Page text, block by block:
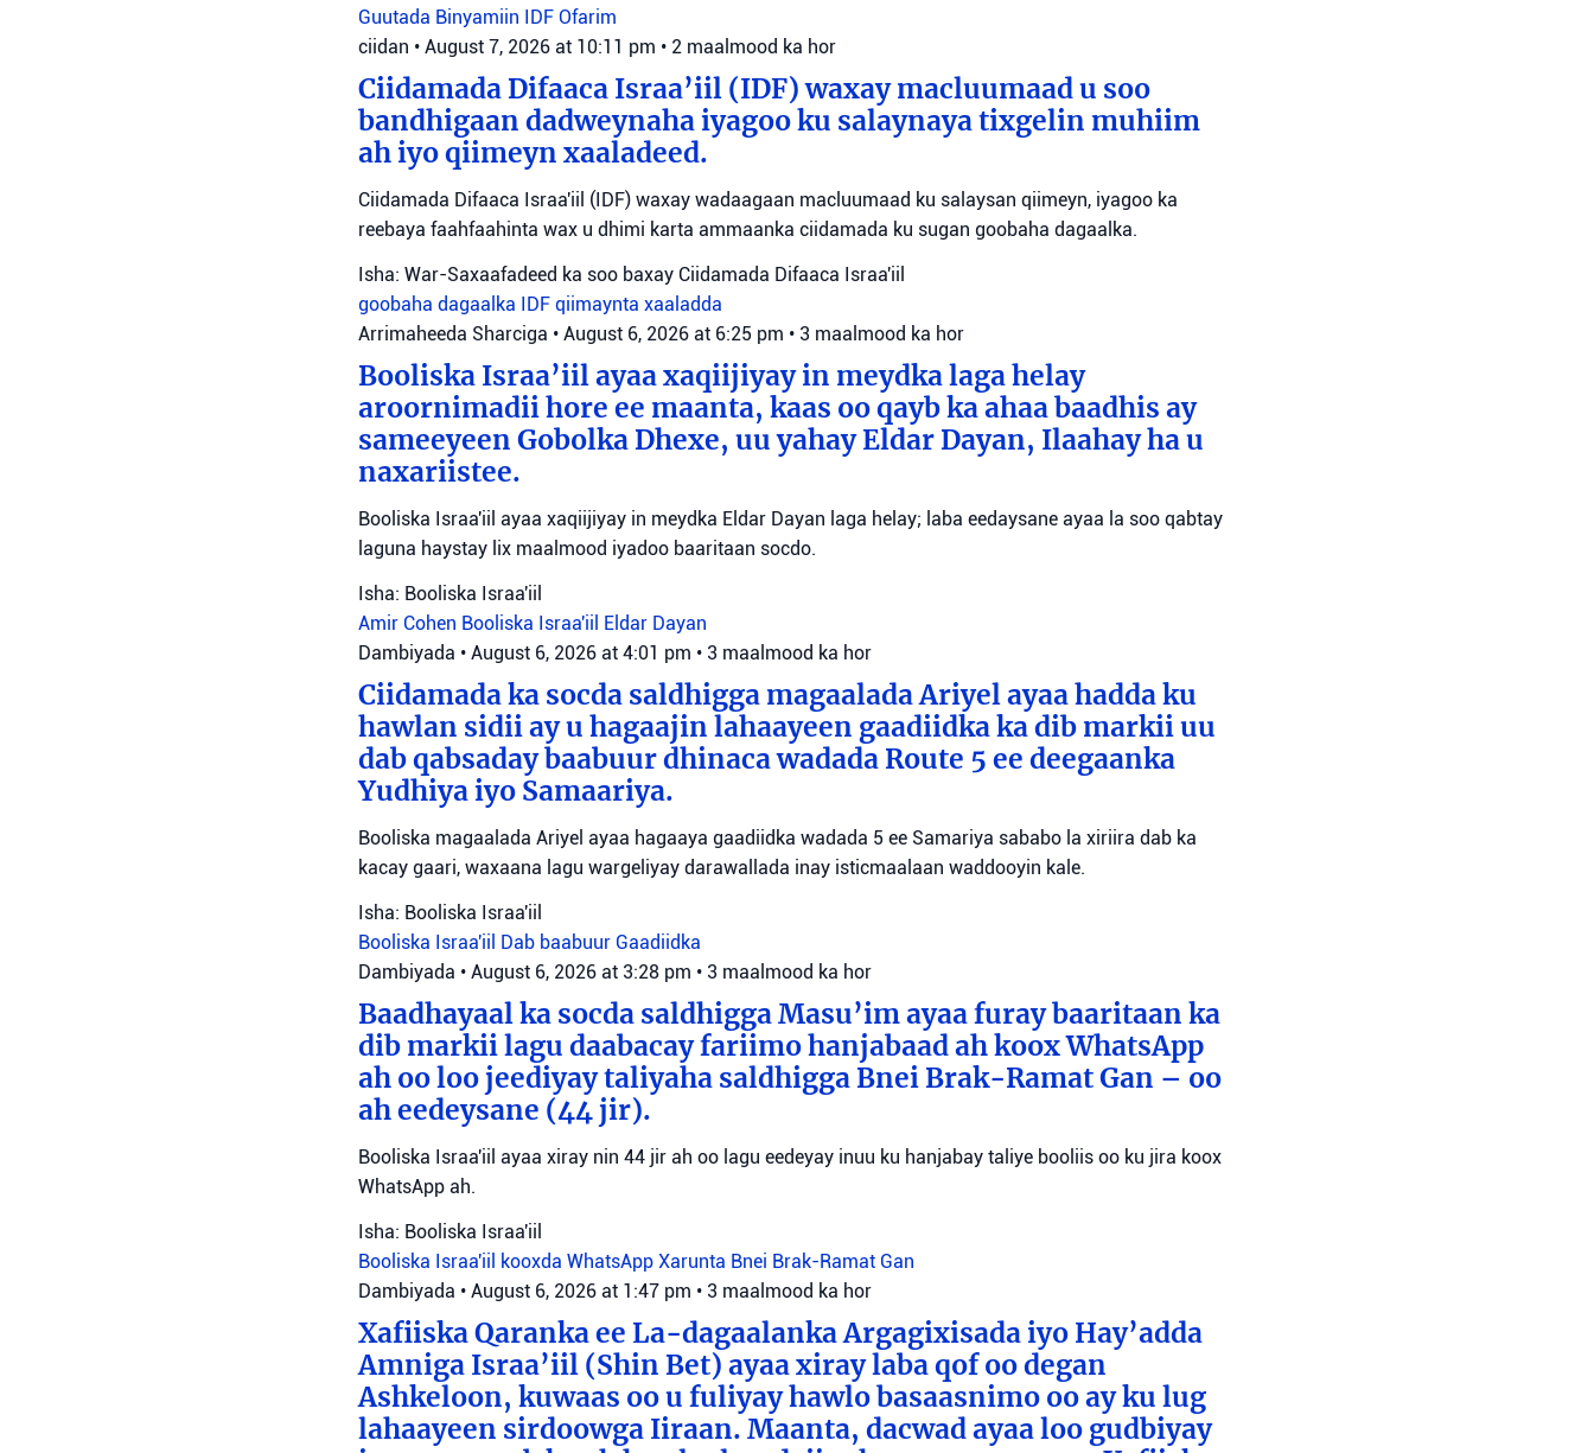
Guutada Binyamiin IDF Ofarim
ciidan • August 7, 2026 at 10:11 pm • 2 maalmood ka hor
Ciidamada Difaaca Israa’iil (IDF) waxay macluumaad u soo
bandhigaan dadweynaha iyagoo ku salaynaya tixgelin muhiim
ah iyo qiimeyn xaaladeed.
Ciidamada Difaaca Israa'iil (IDF) waxay wadaagaan macluumaad ku salaysan qiimeyn, iyagoo ka
reebaya faahfaahinta wax u dhimi karta ammaanka ciidamada ku sugan goobaha dagaalka.
Isha: War-Saxaafadeed ka soo baxay Ciidamada Difaaca Israa'iil
goobaha dagaalka IDF qiimaynta xaaladda
Arrimaheeda Sharciga • August 6, 2026 at 6:25 pm • 3 maalmood ka hor
Booliska Israa’iil ayaa xaqiijiyay in meydka laga helay
aroornimadii hore ee maanta, kaas oo qayb ka ahaa baadhis ay
sameeyeen Gobolka Dhexe, uu yahay Eldar Dayan, Ilaahay ha u
naxariistee.
Booliska Israa'iil ayaa xaqiijiyay in meydka Eldar Dayan laga helay; laba eedaysane ayaa la soo qabtay
laguna haystay lix maalmood iyadoo baaritaan socdo.
Isha: Booliska Israa'iil
Amir Cohen Booliska Israa'iil Eldar Dayan
Dambiyada • August 6, 2026 at 4:01 pm • 3 maalmood ka hor
Ciidamada ka socda saldhigga magaalada Ariyel ayaa hadda ku
hawlan sidii ay u hagaajin lahaayeen gaadiidka ka dib markii uu
dab qabsaday baabuur dhinaca wadada Route 5 ee deegaanka
Yudhiya iyo Samaariya.
Booliska magaalada Ariyel ayaa hagaaya gaadiidka wadada 5 ee Samariya sababo la xiriira dab ka
kacay gaari, waxaana lagu wargeliyay darawallada inay isticmaalaan waddooyin kale.
Isha: Booliska Israa'iil
Booliska Israa'iil Dab baabuur Gaadiidka
Dambiyada • August 6, 2026 at 3:28 pm • 3 maalmood ka hor
Baadhayaal ka socda saldhigga Masu’im ayaa furay baaritaan ka
dib markii lagu daabacay fariimo hanjabaad ah koox WhatsApp
ah oo loo jeediyay taliyaha saldhigga Bnei Brak-Ramat Gan – oo
ah eedeysane (44 jir).
Booliska Israa'iil ayaa xiray nin 44 jir ah oo lagu eedeyay inuu ku hanjabay taliye booliis oo ku jira koox
WhatsApp ah.
Isha: Booliska Israa'iil
Booliska Israa'iil kooxda WhatsApp Xarunta Bnei Brak-Ramat Gan
Dambiyada • August 6, 2026 at 1:47 pm • 3 maalmood ka hor
Xafiiska Qaranka ee La-dagaalanka Argagixisada iyo Hay’adda
Amniga Israa’iil (Shin Bet) ayaa xiray laba qof oo degan
Ashkeloon, kuwaas oo u fuliyay hawlo basaasnimo oo ay ku lug
lahaayeen sirdoowga Iiraan. Maanta, dacwad ayaa loo gudbiyay